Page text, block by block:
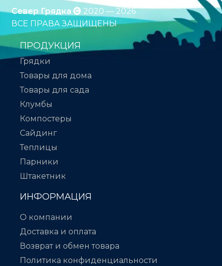
Север Грядка
2020 — 2026
ВСЕ ПРАВА ЗАЩИЩЕНЫ
ПРОДУКЦИЯ
Грядки
Товары для дома
Товары для сада
Клумбы
Компостеры
Сайдинг
Теплицы
Парники
Штакетник
ИНФОРМАЦИЯ
О компании
Доставка и оплата
Возврат и обмен товара
Политика конфиденциальности